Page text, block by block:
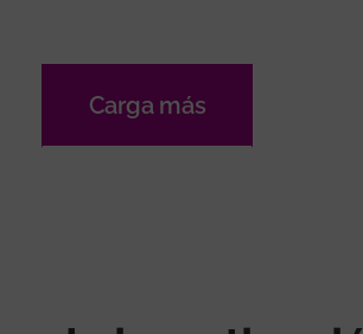
Carga más